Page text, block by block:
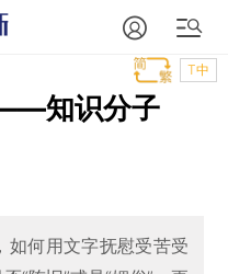
T中
知识分子
如何用文字抚慰受苦受